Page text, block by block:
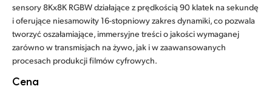
Korea
Mexico
Malaysia
sensory 8Kx8K RGBW działające z prędkością 90 klatek na sekundę
i oferujące niesamowity 16-stopniowy zakres dynamiki, co pozwala
tworzyć oszałamiające, immersyjne treści o jakości wymaganej
zarówno w transmisjach na żywo, jak i w zaawansowanych
procesach produkcji filmów cyfrowych.
Cena